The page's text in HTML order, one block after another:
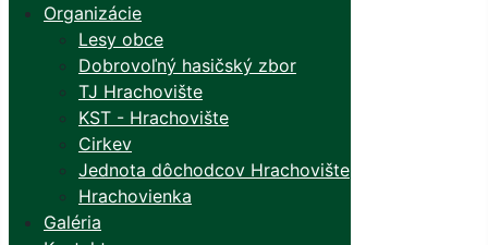
Organizácie
Lesy obce
Dobrovoľný hasičský zbor
TJ Hrachovište
KST - Hrachovište
Cirkev
Jednota dôchodcov Hrachovište
Hrachovienka
Galéria